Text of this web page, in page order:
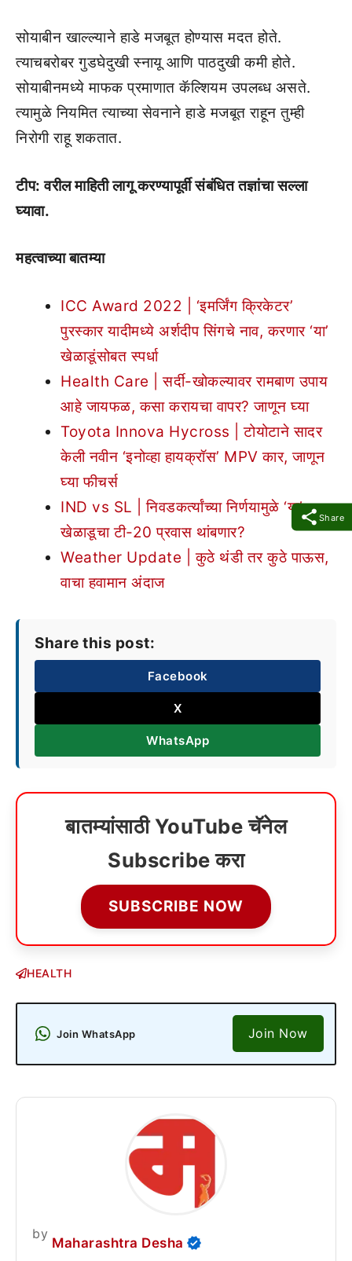
Share
सोयाबीन खाल्ल्याने हाडे मजबूत होण्यास मदत होते.
त्याचबरोबर गुडघेदुखी स्नायू आणि पाठदुखी कमी होते.
सोयाबीनमध्ये माफक प्रमाणात कॅल्शियम उपलब्ध असते.
त्यामुळे नियमित त्याच्या सेवनाने हाडे मजबूत राहून तुम्ही
निरोगी राहू शकतात.
टीप: वरील माहिती लागू करण्यापूर्वी संबंधित तज्ञांचा सल्ला
घ्यावा.
महत्वाच्या बातम्या
ICC Award 2022 | ‘इमर्जिंग क्रिकेटर’
पुरस्कार यादीमध्ये अर्शदीप सिंगचे नाव, करणार ‘या’
खेळाडूंसोबत स्पर्धा
Health Care | सर्दी-खोकल्यावर रामबाण उपाय
आहे जायफळ, कसा करायचा वापर? जाणून घ्या
Toyota Innova Hycross | टोयोटाने सादर
केली नवीन ‘इनोव्हा हायक्रॉस’ MPV कार, जाणून
घ्या फीचर्स
IND vs SL | निवडकर्त्यांच्या निर्णयामुळे ‘या’
खेळाडूचा टी-20 प्रवास थांबणार?
Weather Update | कुठे थंडी तर कुठे पाऊस,
वाचा हवामान अंदाज
Share this post:
Facebook
X
WhatsApp
बातम्यांसाठी YouTube चॅनेल
Subscribe करा
SUBSCRIBE NOW
HEALTH
Join WhatsApp Join Now
by
Maharashtra Desha